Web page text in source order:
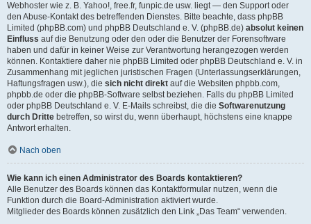
Webhoster wie z. B. Yahoo!, free.fr, funpic.de usw. liegt — den Support oder
den Abuse-Kontakt des betreffenden Dienstes. Bitte beachte, dass phpBB
Limited (phpBB.com) und phpBB Deutschland e. V. (phpBB.de) absolut keinen
Einfluss auf die Benutzung oder den oder die Benutzer der Forensoftware
haben und dafür in keiner Weise zur Verantwortung herangezogen werden
können. Kontaktiere daher nie phpBB Limited oder phpBB Deutschland e. V. in
Zusammenhang mit jeglichen juristischen Fragen (Unterlassungserklärungen,
Haftungsfragen usw.), die sich nicht direkt auf die Websiten phpbb.com,
phpbb.de oder die phpBB-Software selbst beziehen. Falls du phpBB Limited
oder phpBB Deutschland e. V. E-Mails schreibst, die die Softwarenutzung
durch Dritte betreffen, so wirst du, wenn überhaupt, höchstens eine knappe
Antwort erhalten.
Nach oben
Wie kann ich einen Administrator des Boards kontaktieren?
Alle Benutzer des Boards können das Kontaktformular nutzen, wenn die
Funktion durch die Board-Administration aktiviert wurde.
Mitglieder des Boards können zusätzlich den Link „Das Team“ verwenden.